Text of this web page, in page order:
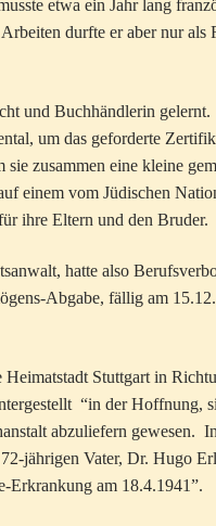
etwa ein Jahr lang
durfte er aber nur als
und Buchhändlerin
um das geforderte
zusammen eine kleine
einem vom Jüdischen
ihre Eltern und den Bruder.
hatte also
Abgabe, fällig am
Stuttgart in
“in der Hoffnung,
abzuliefern gewesen.
jährigen Vater, Dr. Hugo
Erkrankung am 18.4.1941”.